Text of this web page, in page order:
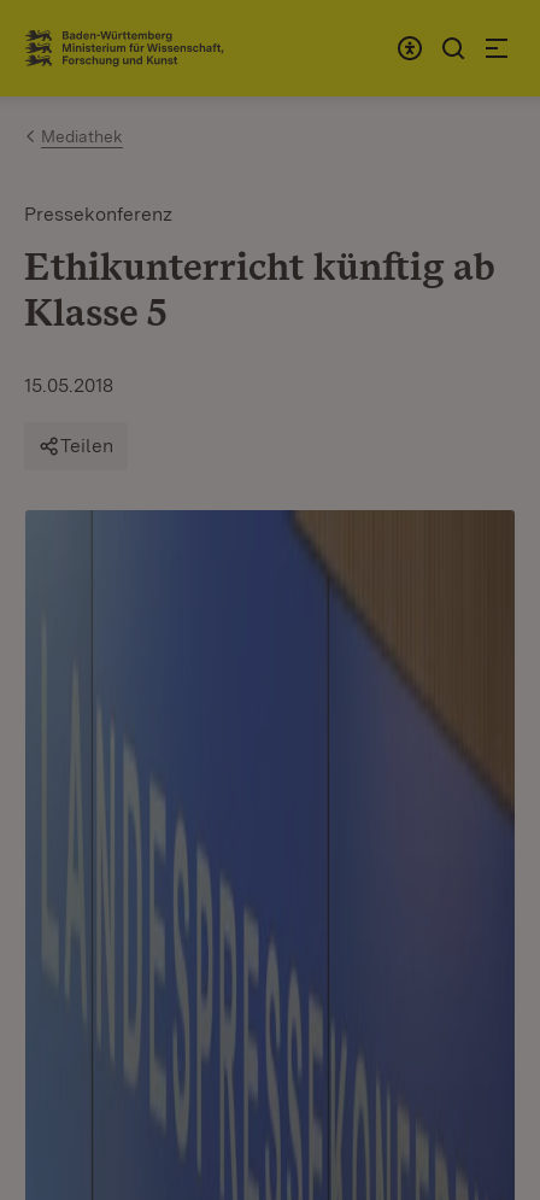
Zum Inhalt springen
Link zur Startseite
Mediathek
Pressekonferenz
Ethikunterricht künftig ab
Klasse 5
15.05.2018
Teilen